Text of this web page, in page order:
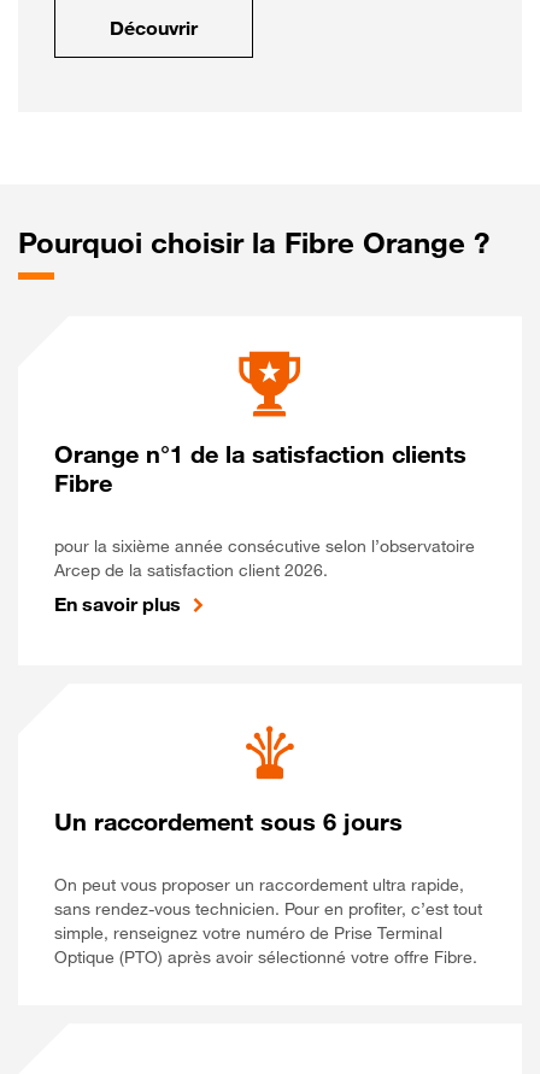
Découvrir
Pourquoi choisir la Fibre Orange ?
Orange n°1 de la satisfaction clients
Fibre
pour la sixième année consécutive selon l’observatoire
Arcep de la satisfaction client 2026.
En savoir plus
Un raccordement sous 6 jours
On peut vous proposer un raccordement ultra rapide,
sans rendez-vous technicien. Pour en profiter, c’est tout
simple, renseignez votre numéro de Prise Terminal
Optique (PTO) après avoir sélectionné votre offre Fibre.